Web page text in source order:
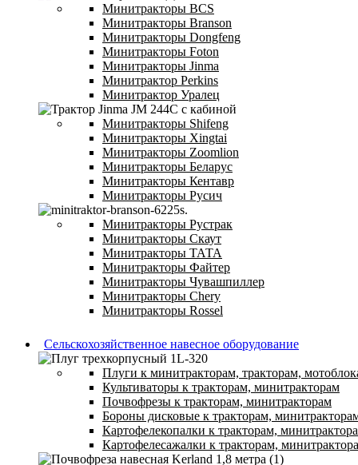
Минитракторы BCS
Минитракторы Branson
Минитракторы Dongfeng
Минитракторы Foton
Минитракторы Jinma
Минитрактор Perkins
Минитрактор Уралец
Минитракторы Shifeng
Минитракторы Xingtai
Минитракторы Zoomlion
Минитракторы Беларус
Минитракторы Кентавр
Минитракторы Русич
Минитракторы Рустрак
Минитракторы Скаут
Минитракторы ТАТА
Минитракторы Файтер
Минитракторы Чувашпиллер
Минитракторы Chery
Минитракторы Rossel
Сельскохозяйственное навесное оборудование
Плуги к минитракторам, тракторам,
Культиваторы к тракторам, минитракторам
Почвофрезы к тракторам, минитракторам
Бороны дисковые к тракторам,
Картофелекопалки к тракторам,
Картофелесажалки к тракторам,